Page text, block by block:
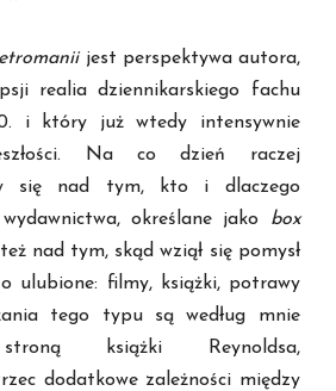
jest perspektywa autora,
realia dziennikarskiego fachu
i który już wtedy intensywnie
Na co dzień raczej
się nad tym, kto i dlaczego
określane jako box
nad tym, skąd wziął się pomysł
ulubione: filmy, książki, potrawy
tego typu są według mnie
stroną książki Reynoldsa,
dodatkowe zależności między